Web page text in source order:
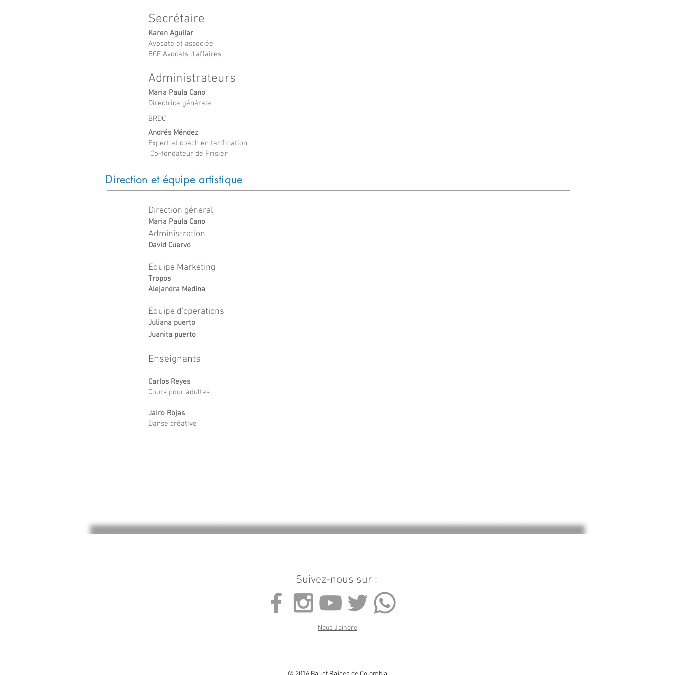
Secrétaire
Karen Aguilar
Avocate et associée
BCF Avocats d'affaires
Administrateurs
Maria Paula Cano
Directrice générale
BRDC
Andrés Méndez
Expert et coach en tarification
Co-fondateur de Prisier
Direction et équipe artistique
Direction géneral
Maria Paula Cano
Administration
David Cuervo
Équipe Marketing
Tropos
Alejandra Medina
Équipe d'operations
Juliana puerto
Juanita puerto
Enseignants
Carlos Reyes
Cours pour adultes
Jairo Rojas
Danse créative
Suivez-nous sur :
Nous Joindre